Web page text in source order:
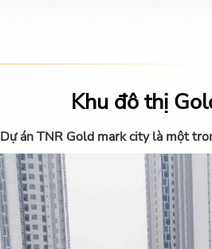
Khu đô thị
Dự án TNR Gold mark city là một